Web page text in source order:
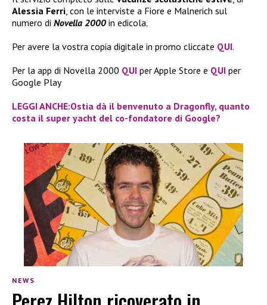
Alessia Ferri, con le interviste a Fiore e Malnerich sul
numero di Novella 2000 in edicola.
Per avere la vostra copia digitale in promo cliccate QUI.
Per la app di Novella 2000 QUI per Apple Store e QUI per
Google Play
LEGGI ANCHE:Ostia dà il benvenuto a Dragonfly, quanto
costa il super yacht del co-fondatore di Google?
NEWS